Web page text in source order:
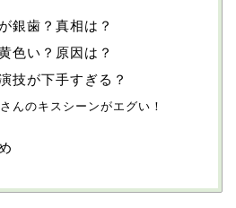
銀歯？真相は？
色い？原因は？
技が下手すぎる？
んのキスシーンがエグい！